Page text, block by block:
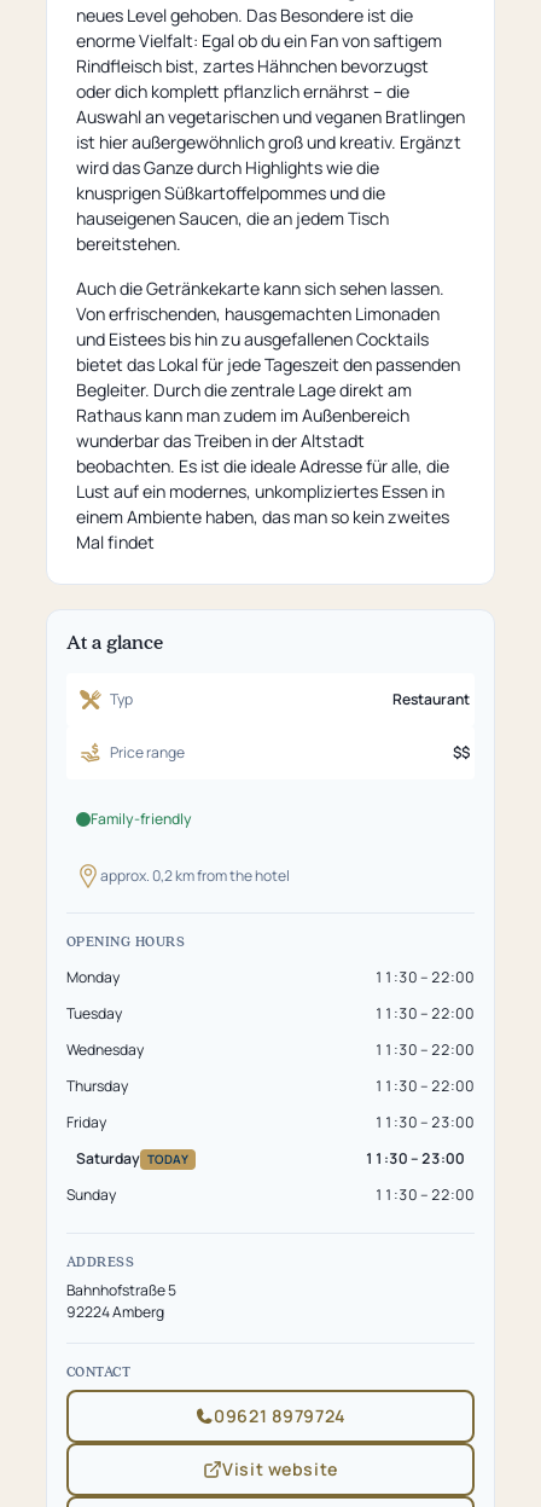
neues Level gehoben. Das Besondere ist die
enorme Vielfalt: Egal ob du ein Fan von saftigem
Rindfleisch bist, zartes Hähnchen bevorzugst
oder dich komplett pflanzlich ernährst – die
Auswahl an vegetarischen und veganen Bratlingen
ist hier außergewöhnlich groß und kreativ. Ergänzt
wird das Ganze durch Highlights wie die
knusprigen Süßkartoffelpommes und die
hauseigenen Saucen, die an jedem Tisch
bereitstehen.
Auch die Getränkekarte kann sich sehen lassen.
Von erfrischenden, hausgemachten Limonaden
und Eistees bis hin zu ausgefallenen Cocktails
bietet das Lokal für jede Tageszeit den passenden
Begleiter. Durch die zentrale Lage direkt am
Rathaus kann man zudem im Außenbereich
wunderbar das Treiben in der Altstadt
beobachten. Es ist die ideale Adresse für alle, die
Lust auf ein modernes, unkompliziertes Essen in
einem Ambiente haben, das man so kein zweites
Mal findet
At a glance
Typ Restaurant
Price range $$
Family-friendly
approx. 0,2 km from the hotel
OPENING HOURS
Monday
11:30 – 22:00
Tuesday
11:30 – 22:00
Wednesday
11:30 – 22:00
Thursday
11:30 – 22:00
Friday
11:30 – 23:00
Saturday TODAY
11:30 – 23:00
Sunday
11:30 – 22:00
ADDRESS
Bahnhofstraße 5
92224 Amberg
CONTACT
09621 8979724
Visit website
(opens
in